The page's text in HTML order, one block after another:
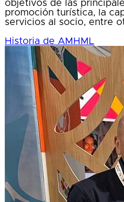
objetivos de las
promoción turística, la
servicios al socio, entre
Historia de AMHML